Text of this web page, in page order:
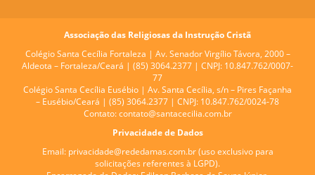
Associação das Religiosas da Instrução Cristã
Colégio Santa Cecília Fortaleza | Av. Senador Virgílio Távora, 2000 –
Aldeota – Fortaleza/Ceará | (85) 3064.2377 | CNPJ: 10.847.762/0007-
77
Colégio Santa Cecília Eusébio | Av. Santa Cecília, s/n – Pires Façanha
– Eusébio/Ceará | (85) 3064.2377 | CNPJ: 10.847.762/0024-78
Contato: contato@santacecilia.com.br
Privacidade de Dados
Email: privacidade@rededamas.com.br(uso exclusivo para
solicitações referentes à LGPD).